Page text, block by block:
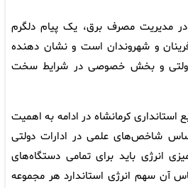
مدیریت مصرف برق، یک پیام دلگرم
و شهروندان است و نشان دهنده
و بخش خصوصی در شرایط سخت
استانداری کرمانشاه در ادامه به اهمیت
شاخص‌های علمی در ادارات دولتی
انرژی باید برای تمامی دستگاه‌های
آن سهم انرژی استاندارد هر مجموعه